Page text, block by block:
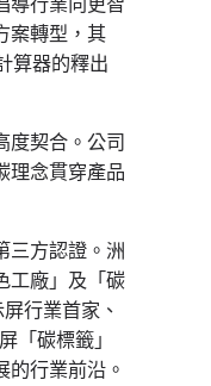
案轉型，其
算器的釋出
度契合。公司
理念貫穿產品
三方認證。洲
工廠」及「碳
行業首家、
「碳標籤」
行業前沿。